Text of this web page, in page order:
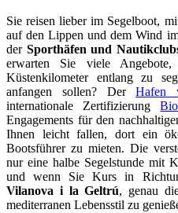
Sie reisen lieber im Segelboot,
auf den Lippen und dem Wind
der Sporthäfen und
erwarten Sie viele
Küstenkilometer entlang zu
anfangen sollen? DerHafen
internationale Zertifizierung
Engagements für den
Ihnen leicht fallen, dort ein
Bootsführer zu mieten. Die
nur eine halbe Segelstunde mit
und wenn Sie Kurs in
Vilanova i la Geltrú, genau
mediterranen Lebensstil zu